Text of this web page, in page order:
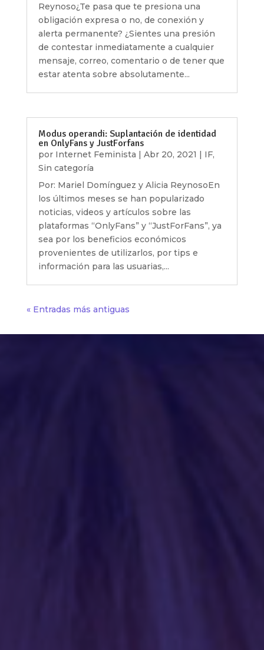
Reynoso¿Te pasa que te presiona una
obligación expresa o no, de conexión y
alerta permanente? ¿Sientes una presión
de contestar inmediatamente a cualquier
mensaje, correo, comentario o de tener que
estar atenta sobre absolutamente...
Modus operandi: Suplantación de identidad
en OnlyFans y JustForfans
por Internet Feminista | Abr 20, 2021 | IF,
Sin categoría
Por: Mariel Domínguez y Alicia ReynosoEn
los últimos meses se han popularizado
noticias, videos y artículos sobre las
plataformas “OnlyFans” y “JustForFans”, ya
sea por los beneficios económicos
provenientes de utilizarlos, por tips e
información para las usuarias,...
« Entradas más antiguas